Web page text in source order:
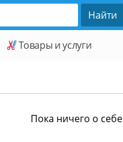
Товары и услуги
Пока ничего о